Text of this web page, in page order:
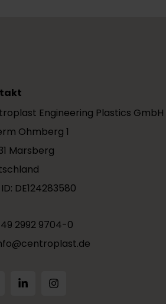
Engineering Plastics GmbH
Ohmberg 1
Marsberg
DE124283580
2992 9704-0